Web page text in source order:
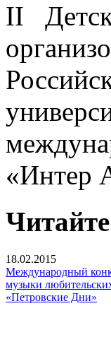
II
«Интер
18.02.2015
Международный
музыки
«Петровские Дни»